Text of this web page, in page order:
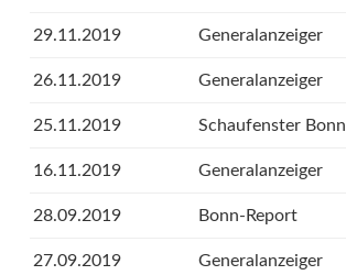
29.11.2019 Generalanzeiger
26.11.2019 Generalanzeiger
25.11.2019 Schaufenster Bonn
16.11.2019 Generalanzeiger
28.09.2019 Bonn-Report
27.09.2019 Generalanzeiger